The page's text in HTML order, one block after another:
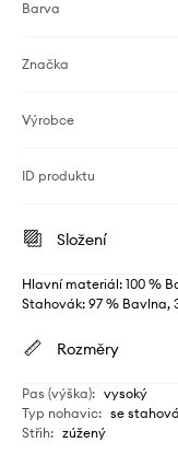
Barva
Značka
Výrobce
ID produktu
Složení
Hlavní materiál: 100 %
Stahovák: 97 % Bavlna,
Rozměry
Pas (výška): vysoký
Typ nohavic: se
Střih: zúžený